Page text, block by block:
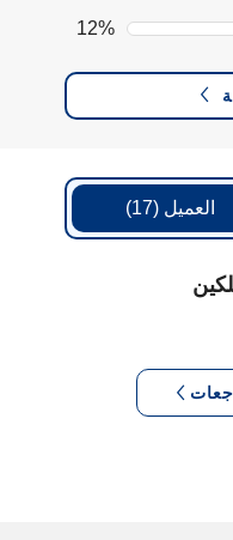
12%
العميل(17)